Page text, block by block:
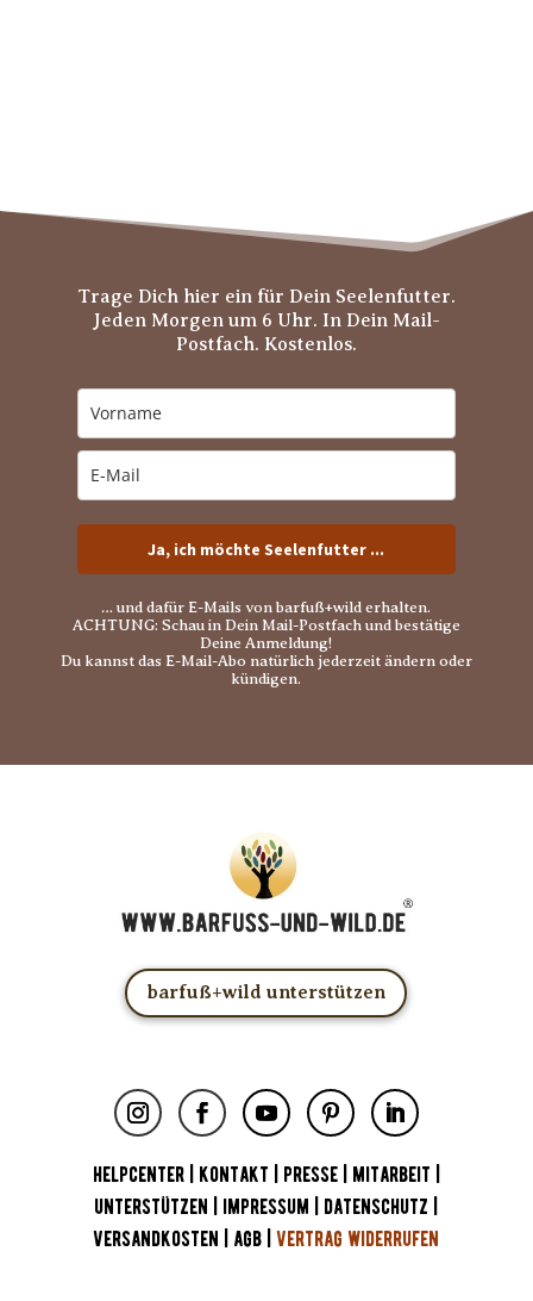
Trage Dich hier ein für Dein Seelenfutter.
Jeden Morgen um 6 Uhr. In Dein Mail-
Postfach. Kostenlos.
Ja, ich möchte Seelenfutter ...
… und dafür E-Mails von barfuß+wild erhalten.
ACHTUNG: Schau in Dein Mail-Postfach und bestätige
Deine Anmeldung!
Du kannst das E-Mail-Abo natürlich jederzeit ändern oder
kündigen.
barfuß+wild unterstützen
HELPCENTER| KONTAKT PRESSE| MITARBEIT
UNTERSTÜTZEN
IMPRESSUM DATENSCHUTZ
VERSANDKOSTEN
AGB |VERTRAG WIDERRUFEN